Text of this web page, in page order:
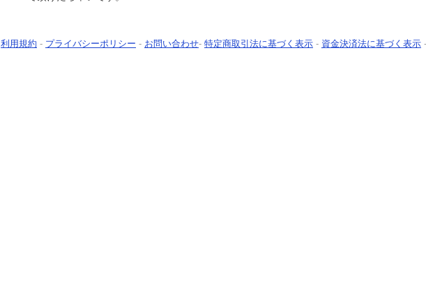
利用規約 - プライバシーポリシー - お問い合わせ- 特定商取引法に基づく表示 - 資金決済法に基づく表示 -